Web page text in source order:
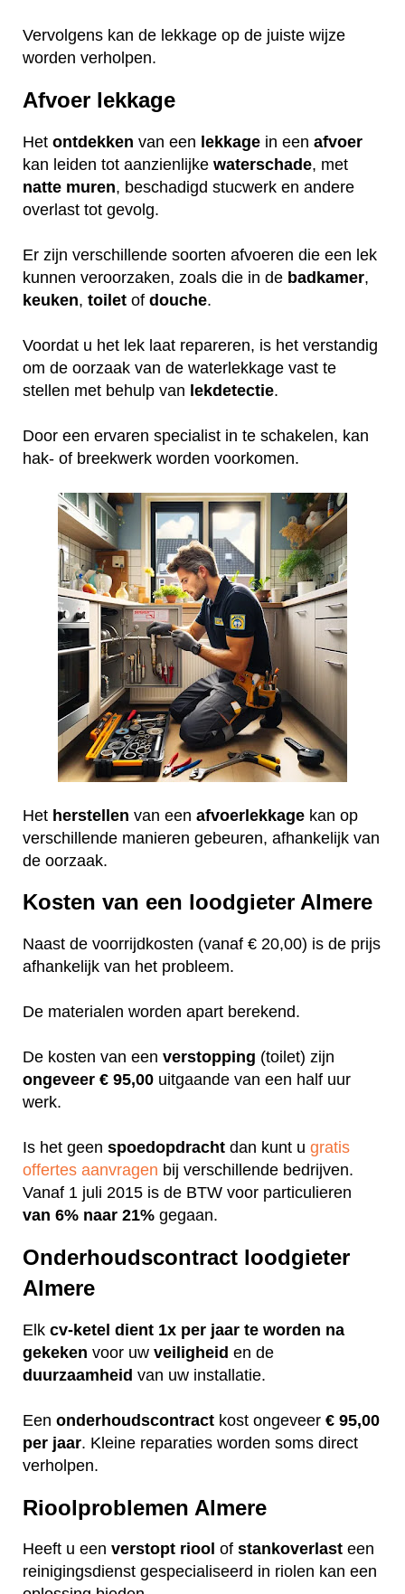
Vervolgens kan de lekkage op de juiste wijze
worden verholpen.
Afvoer lekkage
Het ontdekken van een lekkage in een afvoer
kan leiden tot aanzienlijke waterschade, met
natte muren, beschadigd stucwerk en andere
overlast tot gevolg.
Er zijn verschillende soorten afvoeren die een lek
kunnen veroorzaken, zoals die in de badkamer,
keuken, toilet of douche.
Voordat u het lek laat repareren, is het verstandig
om de oorzaak van de waterlekkage vast te
stellen met behulp van lekdetectie.
Door een ervaren specialist in te schakelen, kan
hak- of breekwerk worden voorkomen.
Het herstellen van een afvoerlekkage kan op
verschillende manieren gebeuren, afhankelijk van
de oorzaak.
Kosten van een loodgieter Almere
Naast de voorrijdkosten (vanaf € 20,00) is de prijs
afhankelijk van het probleem.
De materialen worden apart berekend.
De kosten van een verstopping (toilet) zijn
ongeveer € 95,00 uitgaande van een half uur
werk.
Is het geen spoedopdracht dan kunt u gratis
offertes aanvragen bij verschillende bedrijven.
Vanaf 1 juli 2015 is de BTW voor particulieren
van 6% naar 21% gegaan.
Onderhoudscontract loodgieter
Almere
Elk cv-ketel dient 1x per jaar te worden na
gekeken voor uw veiligheid en de
duurzaamheid van uw installatie.
Een onderhoudscontract kost ongeveer € 95,00
per jaar. Kleine reparaties worden soms direct
verholpen.
Rioolproblemen Almere
Heeft u een verstopt riool of stankoverlast een
reinigingsdienst gespecialiseerd in riolen kan een